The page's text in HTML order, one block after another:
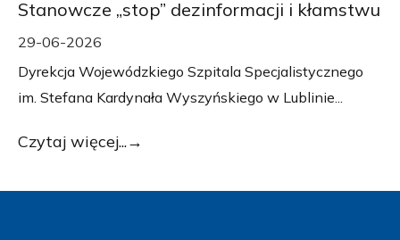
Stanowcze „stop” dezinformacji i kłamstwu
29-06-2026
Dyrekcja Wojewódzkiego Szpitala Specjalistycznego
im. Stefana Kardynała Wyszyńskiego w Lublinie...
Czytaj więcej...